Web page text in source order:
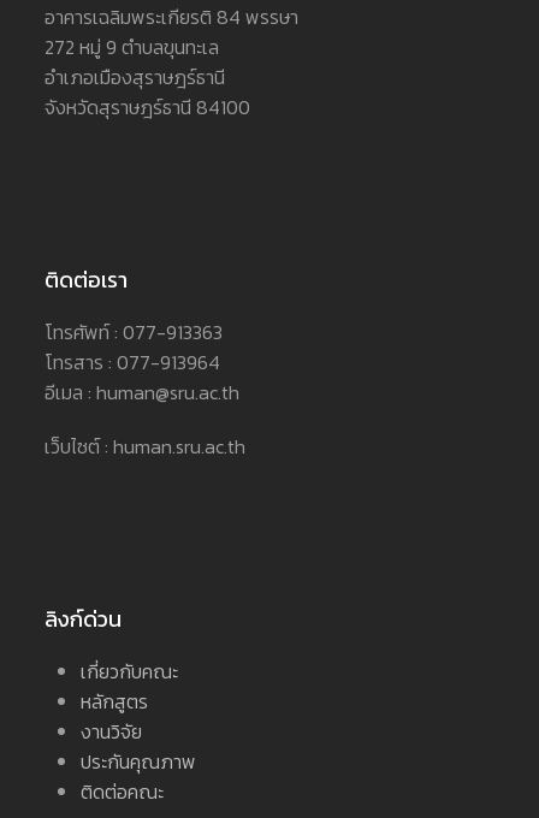
อาคารเฉลิมพระเกียรติ 84 พรรษา
272 หมู่ 9 ตำบลขุนทะเล
อำเภอเมืองสุราษฎร์ธานี
จังหวัดสุราษฎร์ธานี 84100
ติดต่อเรา
โทรศัพท์ : 077-913363
โทรสาร : 077-913964
อีเมล : human@sru.ac.th
เว็บไซต์ : human.sru.ac.th
ลิงก์ด่วน
เกี่ยวกับคณะ
หลักสูตร
งานวิจัย
ประกันคุณภาพ
ติดต่อคณะ